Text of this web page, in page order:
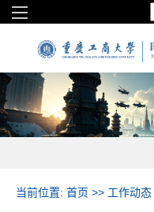
当前位置: 首页 >> 工作动态